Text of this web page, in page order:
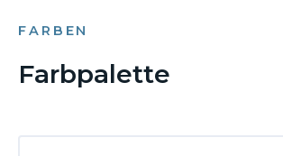
FARBEN
Farbpalette